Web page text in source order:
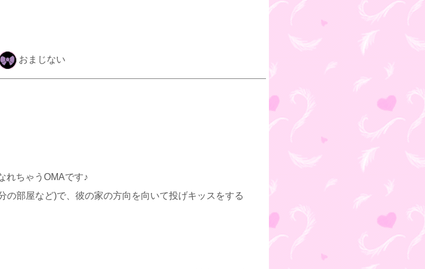
おまじない
れちゃうOMAです♪
の部屋など)で、彼の家の方向を向いて投げキッスをする